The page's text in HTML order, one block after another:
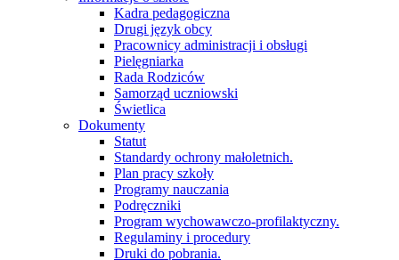
Kadra pedagogiczna
Drugi język obcy
Pracownicy administracji i obsługi
Pielęgniarka
Rada Rodziców
Samorząd uczniowski
Świetlica
Dokumenty
Statut
Standardy ochrony małoletnich.
Plan pracy szkoły
Programy nauczania
Podręczniki
Program wychowawczo-profilaktyczny.
Regulaminy i procedury
Druki do pobrania.